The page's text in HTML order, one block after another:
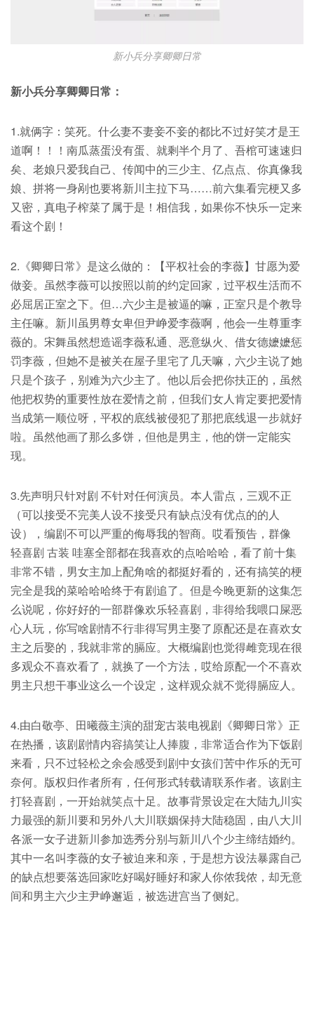
新小兵分享卿卿日常
新小兵分享卿卿日常：
1.就俩字：笑死。什么妻不妻妾不妾的都比不过好笑才是王
道啊！！！南瓜蒸蛋没有蛋、就剩半个月了、吾棺可速速归
矣、老娘只爱我自己、传闻中的三少主、亿点点、你真像我
娘、拼将一身剐也要将新川主拉下马……前六集看完梗又多
又密，真电子榨菜了属于是！相信我，如果你不快乐一定来
看这个剧！
2.《卿卿日常》是这么做的：【平权社会的李薇】甘愿为爱
做妾。虽然李薇可以按照以前的约定回家，过平权生活而不
必屈居正室之下。但…六少主是被逼的嘛，正室只是个教导
主任嘛。新川虽男尊女卑但尹峥爱李薇啊，他会一生尊重李
薇的。宋舞虽然想造谣李薇私通、恶意纵火、借女德嬷嬷惩
罚李薇，但她不是被关在屋子里宅了几天嘛，六少主说了她
只是个孩子，别难为六少主了。他以后会把你扶正的，虽然
他把权势的重要性放在爱情之前，但我们女人肯定要把爱情
当成第一顺位呀，平权的底线被侵犯了那把底线退一步就好
啦。虽然他画了那么多饼，但他是男主，他的饼一定能实
现。
3.先声明只针对剧 不针对任何演员。本人雷点，三观不正
（可以接受不完美人设不接受只有缺点没有优点的的人
设），编剧不可以严重的侮辱我的智商。哎看预告，群像
轻喜剧 古装 哇塞全部都在我喜欢的点哈哈哈，看了前十集
非常不错，男女主加上配角啥的都挺好看的，还有搞笑的梗
完全是我的菜哈哈哈终于有剧追了。但是今晚更新的这集怎
么说呢，你好好的一部群像欢乐轻喜剧，非得给我喂口屎恶
心人玩，你写啥剧情不行非得写男主娶了原配还是在喜欢女
主之后娶的，我就非常的膈应。大概编剧也觉得雌竞现在很
多观众不喜欢看了，就换了一个方法，哎给原配一个不喜欢
男主只想干事业这么一个设定，这样观众就不觉得膈应人。
4.由白敬亭、田曦薇主演的甜宠古装电视剧《卿卿日常》正
在热播，该剧剧情内容搞笑让人捧腹，非常适合作为下饭剧
来看，只不过轻松之余会感受到剧中女孩们苦中作乐的无可
奈何。版权归作者所有，任何形式转载请联系作者。该剧主
打轻喜剧，一开始就笑点十足。故事背景设定在大陆九川实
力最强的新川要和另外八大川联姻保持大陆稳固，由八大川
各派一女子进新川参加选秀分别与新川八个少主缔结婚约。
其中一名叫李薇的女子被迫来和亲，于是想方设法暴露自己
的缺点想要落选回家吃好喝好睡好和家人你侬我侬，却无意
间和男主六少主尹峥邂逅，被选进宫当了侧妃。